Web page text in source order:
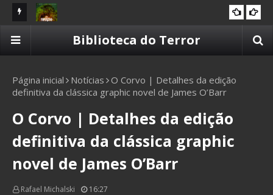
10 CAVEIRAS
Biblioteca do Terror
Página inicial Notícias O Corvo | Detalhes da edição
definitiva da clássica graphic novel de James O’Barr
O Corvo | Detalhes da edição
definitiva da clássica graphic
novel de James O’Barr
Rafael Michalski 16:27